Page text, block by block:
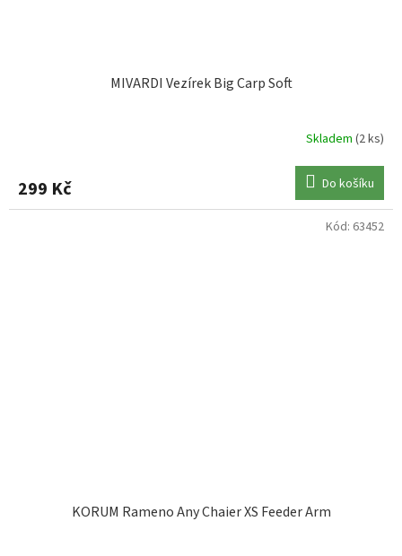
MIVARDI Vezírek Big Carp Soft
Skladem (2 ks)
299 Kč Do košíku
KORUM Rameno Any Chaier XS Feeder Arm
Kód: 63452